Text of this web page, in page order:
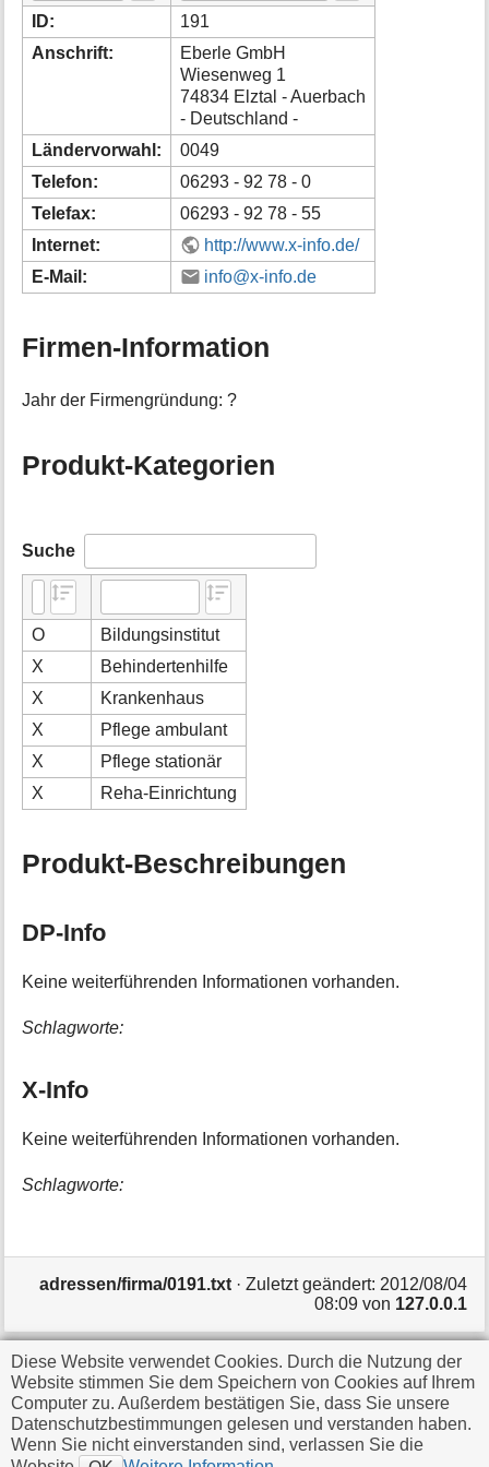
o
n
u
S
e
e
ID:
191
Anschrift:
Eberle GmbH
Wiesenweg 1
74834 Elztal - Auerbach
- Deutschland -
Ländervorwahl:
0049
Telefon:
06293 - 92 78 - 0
Telefax:
06293 - 92 78 - 55
Internet:
http://www.x-info.de/
E-Mail:
info@x-info.de
Firmen-Information
Jahr der Firmengründung: ?
Produkt-Kategorien
Suche
O
Bildungsinstitut
X
Behindertenhilfe
X
Krankenhaus
X
Pflege ambulant
X
Pflege stationär
X
Reha-Einrichtung
Produkt-Beschreibungen
DP-Info
Keine weiterführenden Informationen vorhanden.
Schlagworte:
X-Info
Keine weiterführenden Informationen vorhanden.
Schlagworte:
Diese Website verwendet Cookies. Durch die Nutzung der
Website stimmen Sie dem Speichern von Cookies auf Ihrem
Computer zu. Außerdem bestätigen Sie, dass Sie unsere
Datenschutzbestimmungen gelesen und verstanden haben.
Wenn Sie nicht einverstanden sind, verlassen Sie die
adressen/firma/0191.txt· Zuletzt geändert: 2012/08/04
08:09von 127.0.0.1
Falls nicht anders bezeichnet, ist der Inhalt dieses Wikis
unter der folgenden Lizenz veröffentlicht:
CC
Attribution-Share Alike 4.0 International